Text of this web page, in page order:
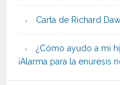
Carta de Richard
¿Cómo ayudo a mi
¡Alarma para la enuresis